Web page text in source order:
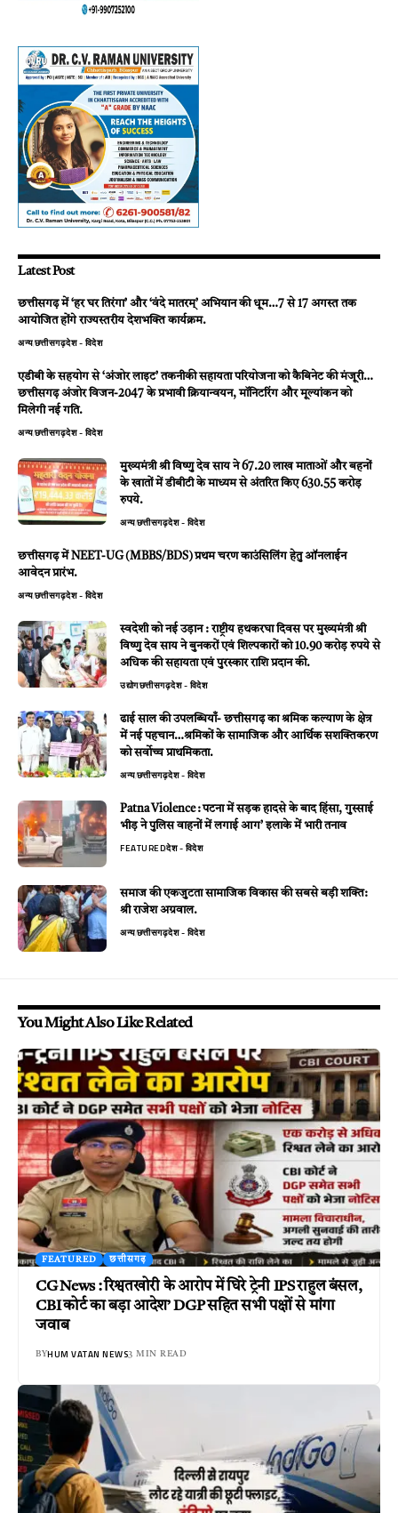
Latest Post
छत्तीसगढ़ में ‘हर घर तिरंगा’ और ‘वंदे मातरम्’ अभियान की धूम…7 से 17 अगस्त तक
आयोजित होंगे राज्यस्तरीय देशभक्ति कार्यक्रम.
अन्यछत्तीसगढ़देश - विदेश
एडीबी के सहयोग से ‘अंजोर लाइट’ तकनीकी सहायता परियोजना को कैबिनेट की मंजूरी…
छत्तीसगढ़ अंजोर विजन-2047 के प्रभावी क्रियान्वयन, मॉनिटरिंग और मूल्यांकन को
मिलेगी नई गति.
अन्यछत्तीसगढ़देश - विदेश
मुख्यमंत्री श्री विष्णु देव साय ने 67.20 लाख माताओं और बहनों
के खातों में डीबीटी के माध्यम से अंतरित किए 630.55 करोड़
रुपये.
अन्यछत्तीसगढ़देश - विदेश
छत्तीसगढ़ में NEET-UG (MBBS/BDS) प्रथम चरण काउंसिलिंग हेतु ऑनलाईन
आवेदन प्रारंभ.
अन्यछत्तीसगढ़देश - विदेश
स्वदेशी को नई उड़ान : राष्ट्रीय हथकरघा दिवस पर मुख्यमंत्री श्री
विष्णु देव साय ने बुनकरों एवं शिल्पकारों को 10.90 करोड़ रुपये से
अधिक की सहायता एवं पुरस्कार राशि प्रदान की.
उद्योगछत्तीसगढ़देश - विदेश
ढाई साल की उपलब्धियाँ- छत्तीसगढ़ का श्रमिक कल्याण के क्षेत्र
में नई पहचान…श्रमिकों के सामाजिक और आर्थिक सशक्तिकरण
को सर्वाेच्च प्राथमिकता.
अन्यछत्तीसगढ़देश - विदेश
Patna Violence : पटना में सड़क हादसे के बाद हिंसा, गुस्साई
भीड़ ने पुलिस वाहनों में लगाई आग’ इलाके में भारी तनाव
FEATUREDदेश - विदेश
समाज की एकजुटता सामाजिक विकास की सबसे बड़ी शक्ति:
श्री राजेश अग्रवाल.
अन्यछत्तीसगढ़देश - विदेश
You Might Also Like Related
FEATURED छत्तीसगढ़
CG News : रिश्वतखोरी के आरोप में घिरे ट्रेनी IPS राहुल बंसल,
CBI कोर्ट का बड़ा आदेश’ DGP सहित सभी पक्षों से मांगा
जवाब
BYHUM VATAN NEWS3 MIN READ